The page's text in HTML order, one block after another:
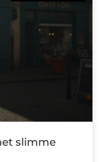
slimme